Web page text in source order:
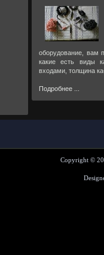
оборудование, вам
какие есть виды
входами, толщина
Подробнее ...
Copyright ©